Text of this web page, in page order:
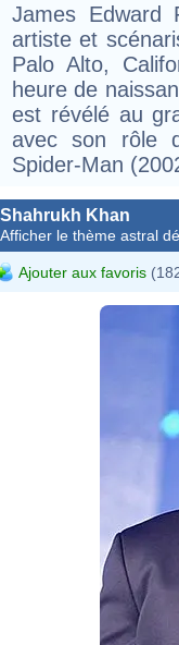
James Edward
artiste et
Palo Alto,
heure de
est révélé au
avec son rôle
Spider-Man
Shahrukh Khan
Afficher le thème astral
Ajouter aux favoris